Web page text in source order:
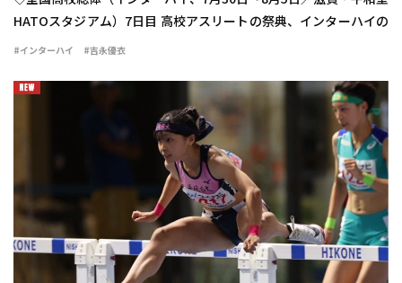
HATOスタジアム）7日目 高校アスリートの祭典、インターハイの
最終日に女子100mハードル決勝が行われ、吉永優衣（長崎日大
#インターハイ #吉永優衣